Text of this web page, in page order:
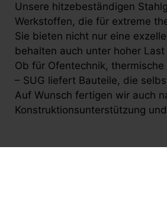
Unsere hitzebeständigen
Werkstoffen, die für extreme
Sie bieten nicht nur eine
behalten auch unter hoher
Ob für Ofentechnik,
– SUG liefert Bauteile, die
Auf Wunsch fertigen wir auch
Konstruktionsunterstützung